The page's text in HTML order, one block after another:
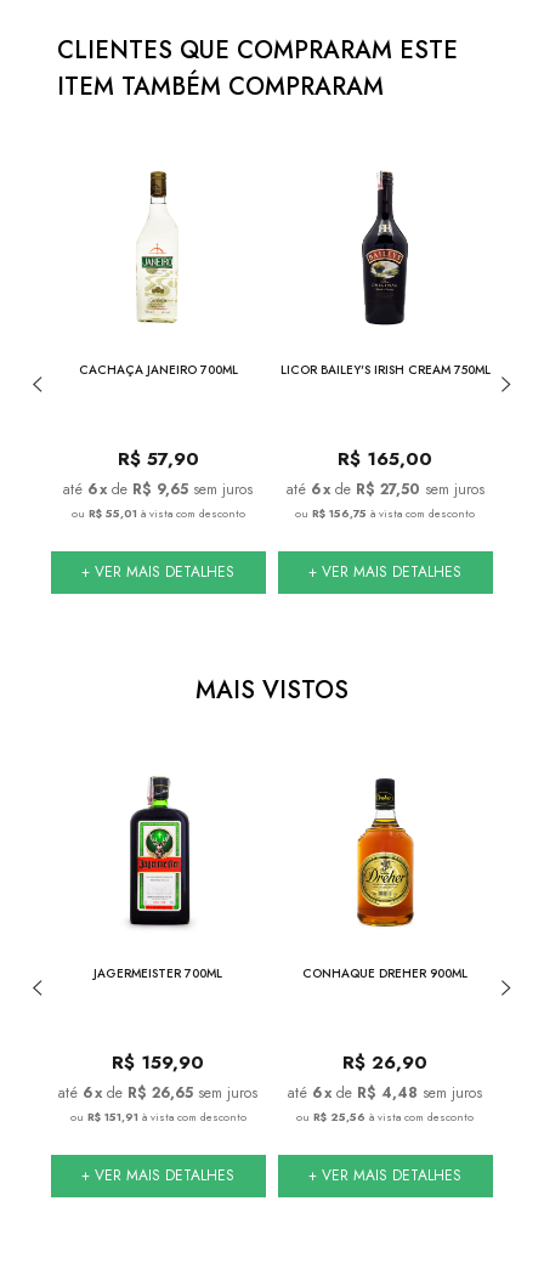
CLIENTES QUE COMPRARAM ESTE
ITEM TAMBÉM COMPRARAM
CACHAÇA JANEIRO 700ML
R$ 57,90
6x de R$ 9,65 sem juros
ou R$ 55,01 à vista com desconto
+ VER MAIS DETALHES
LICOR BAILEY'S IRISH CREAM 750ML
R$ 165,00
6x de R$ 27,50 sem juros
ouR$ 156,75 à vista com desconto
+ VER MAIS DETALHES
MAIS VISTOS
JAGERMEISTER 700ML
R$ 159,90
6x de R$ 26,65 sem juros
ou R$ 151,91 à vista com desconto
+ VER MAIS DETALHES
CONHAQUE DREHER 900ML
R$ 26,90
6x de R$ 4,48 sem juros
ouR$ 25,56 à vista com desconto
+ VER MAIS DETALHES